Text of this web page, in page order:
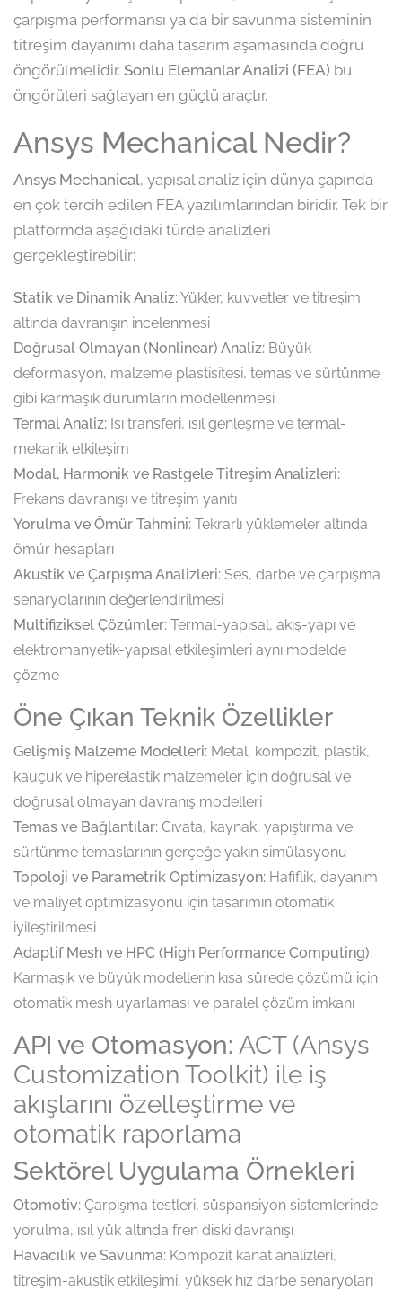
çarpışma performansı ya da bir savunma sisteminin
titreşim dayanımı daha tasarım aşamasında doğru
öngörülmelidir. Sonlu Elemanlar Analizi (FEA) bu
öngörüleri sağlayan en güçlü araçtır.
Ansys Mechanical Nedir?
Ansys Mechanical, yapısal analiz için dünya çapında
en çok tercih edilen FEA yazılımlarından biridir. Tek bir
platformda aşağıdaki türde analizleri
gerçekleştirebilir:
Statik ve Dinamik Analiz:Yükler, kuvvetler ve titreşim
altında davranışın incelenmesi
Doğrusal Olmayan (Nonlinear) Analiz: Büyük
deformasyon, malzeme plastisitesi, temas ve sürtünme
gibi karmaşık durumların modellenmesi
Termal Analiz: Isı transferi, ısıl genleşme ve termal-
mekanik etkileşim
Modal, Harmonik ve Rastgele Titreşim Analizleri:
Frekans davranışı ve titreşim yanıtı
Yorulma ve Ömür Tahmini: Tekrarlı yüklemeler altında
ömür hesapları
Akustik ve Çarpışma Analizleri: Ses, darbe ve çarpışma
senaryolarının değerlendirilmesi
Multifiziksel Çözümler: Termal-yapısal, akış-yapı ve
elektromanyetik-yapısal etkileşimleri aynı modelde
çözme
Öne Çıkan Teknik Özellikler
Gelişmiş Malzeme Modelleri: Metal, kompozit, plastik,
kauçuk ve hiperelastik malzemeler için doğrusal ve
doğrusal olmayan davranış modelleri
Temas ve Bağlantılar: Cıvata, kaynak, yapıştırma ve
sürtünme temaslarının gerçeğe yakın simülasyonu
Topoloji ve Parametrik Optimizasyon: Hafiflik, dayanım
ve maliyet optimizasyonu için tasarımın otomatik
iyileştirilmesi
Adaptif Mesh ve HPC (High Performance Computing):
Karmaşık ve büyük modellerin kısa sürede çözümü için
otomatik mesh uyarlaması ve paralel çözüm imkanı
API ve Otomasyon: ACT (Ansys
Customization Toolkit) ile iş
akışlarını özelleştirme ve
otomatik raporlama
Sektörel Uygulama Örnekleri
Otomotiv: Çarpışma testleri, süspansiyon sistemlerinde
yorulma, ısıl yük altında fren diski davranışı
Havacılık ve Savunma: Kompozit kanat analizleri,
titreşim-akustik etkileşimi, yüksek hız darbe senaryoları